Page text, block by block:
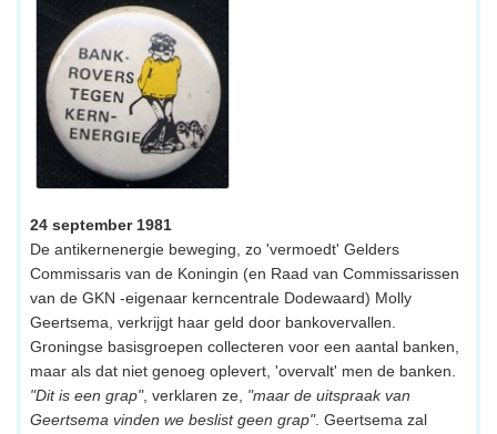
24 september 1981
De antikernenergie beweging, zo 'vermoedt' Gelders
Commissaris van de Koningin (en Raad van Commissarissen
van de GKN -eigenaar kerncentrale Dodewaard) Molly
Geertsema, verkrijgt haar geld door bankovervallen.
Groningse basisgroepen collecteren voor een aantal banken,
maar als dat niet genoeg oplevert, 'overvalt' men de banken.
"Dit is een grap", verklaren ze, "maar de uitspraak van
Geertsema vinden we beslist geen grap". Geertsema zal